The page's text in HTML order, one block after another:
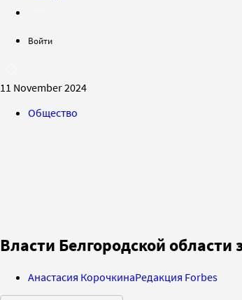
Войти
11 November 2024
Общество
Власти Белгородской
Анастасия КорочкинаРедакция Forbes